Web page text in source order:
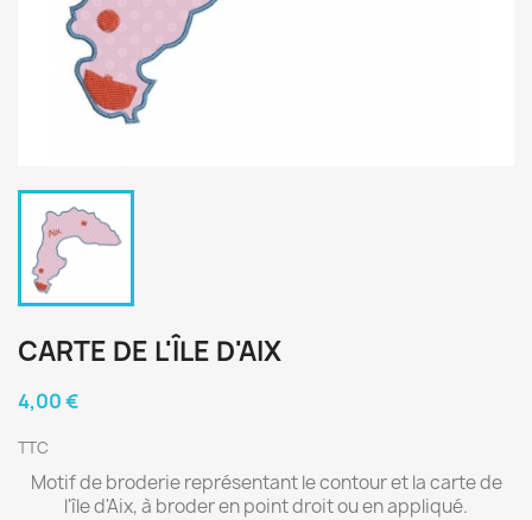
CARTE DE L'ÎLE D'AIX
4,00 €
TTC
Motif de broderie représentant le contour et la carte de
l'île d'Aix, à broder en point droit ou en appliqué.